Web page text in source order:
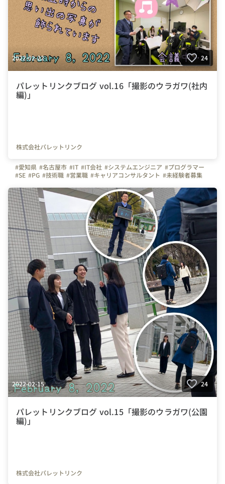
2022-02-22 24
パレットリンクブログ vol.16「撮影のウラガワ(社内
編)」
株式会社パレットリンク
#愛知県 #名古屋市 #IT #IT会社 #システムエンジニア #プログラマー
#SE #PG #技術職 #営業職 #キャリアコンサルタント #未経験者募集
#土日休み #完全週休２日制 #祝日休み #💻 #文系 #理系 #写真撮影
#オフィスを紹介します #日常 #弊社のすごいところ
#パンフレット撮影
#繋がりを大切に #色とりどりの未来をITで
#パレットリンク #パレットリンクブログ
2022-02-15 24
パレットリンクブログ vol.15「撮影のウラガワ(公園
編)」
株式会社パレットリンク